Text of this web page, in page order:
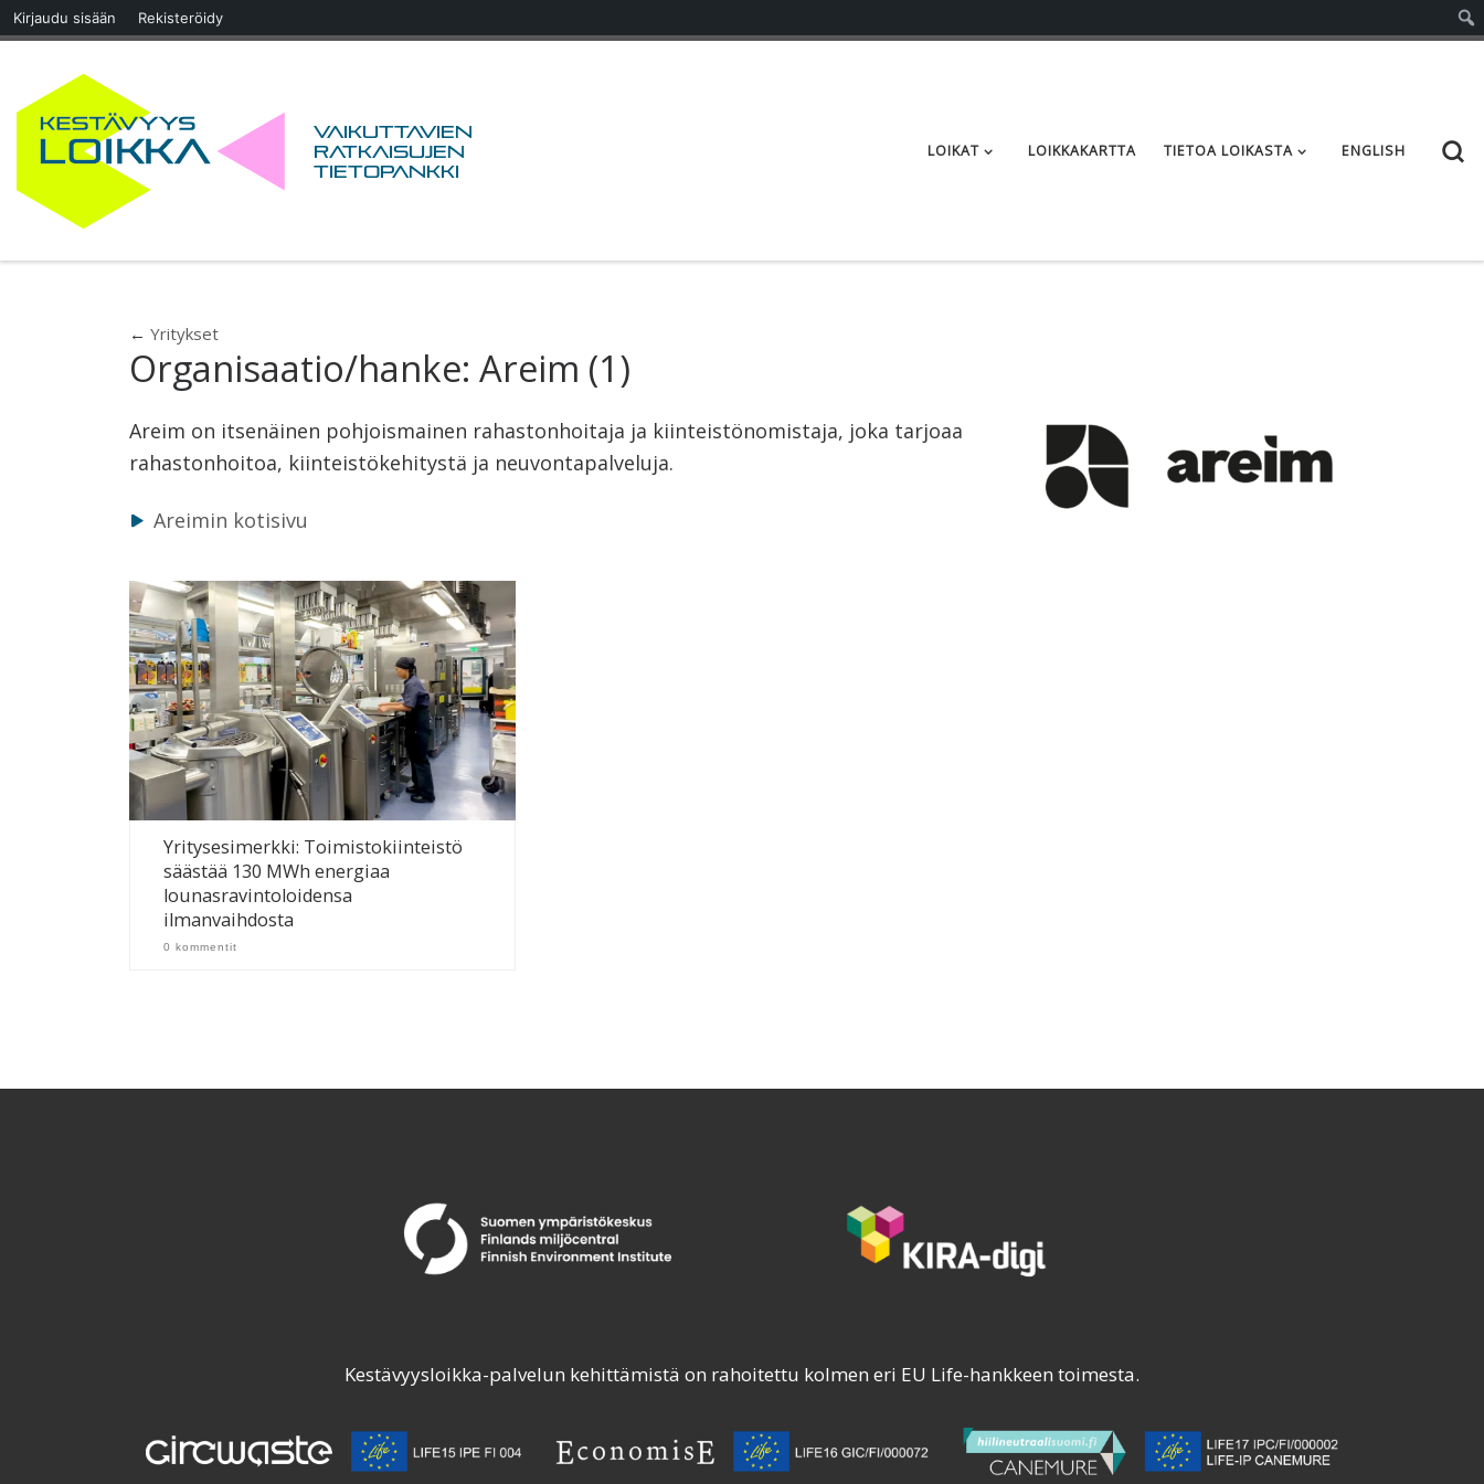
Kirjaudu sisään Rekisteröidy
Skip to content
Vaikuttavien
ratkaisujen
tietopankki
LOIKAT LOIKKAKARTTA TIETOA LOIKASTA ENGLISH
← Yritykset
Organisaatio/hanke: Areim (1)
Areim on itsenäinen pohjoismainen rahastonhoitaja ja kiinteistönomistaja, joka tarjoaa
rahastonhoitoa, kiinteistökehitystä ja neuvontapalveluja.
Areimin kotisivu
Yritysesimerkki: Toimistokiinteistö
säästää 130 MWh energiaa
lounasravintoloidensa
ilmanvaihdosta
0 kommentit
Kestävyysloikka-palvelun kehittämistä on rahoitettu kolmen eri EU Life-hankkeen toimesta.